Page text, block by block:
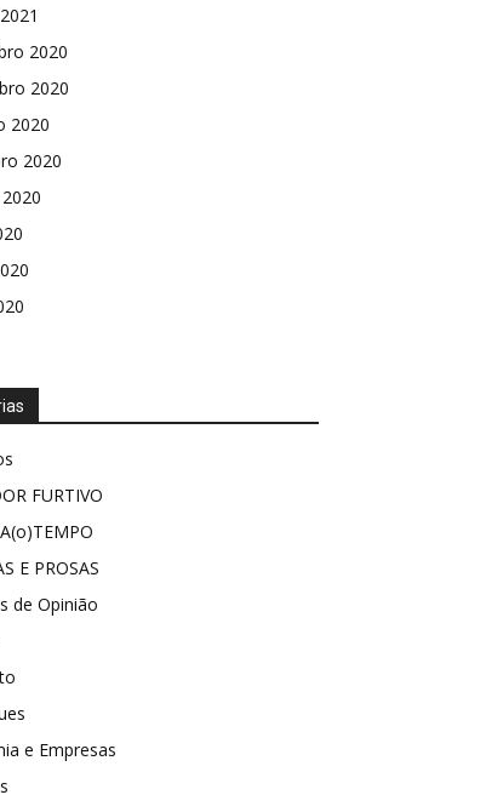
2020
2020
2020
2020
FURTIVO
E PROSAS
de Opinião
e Empresas